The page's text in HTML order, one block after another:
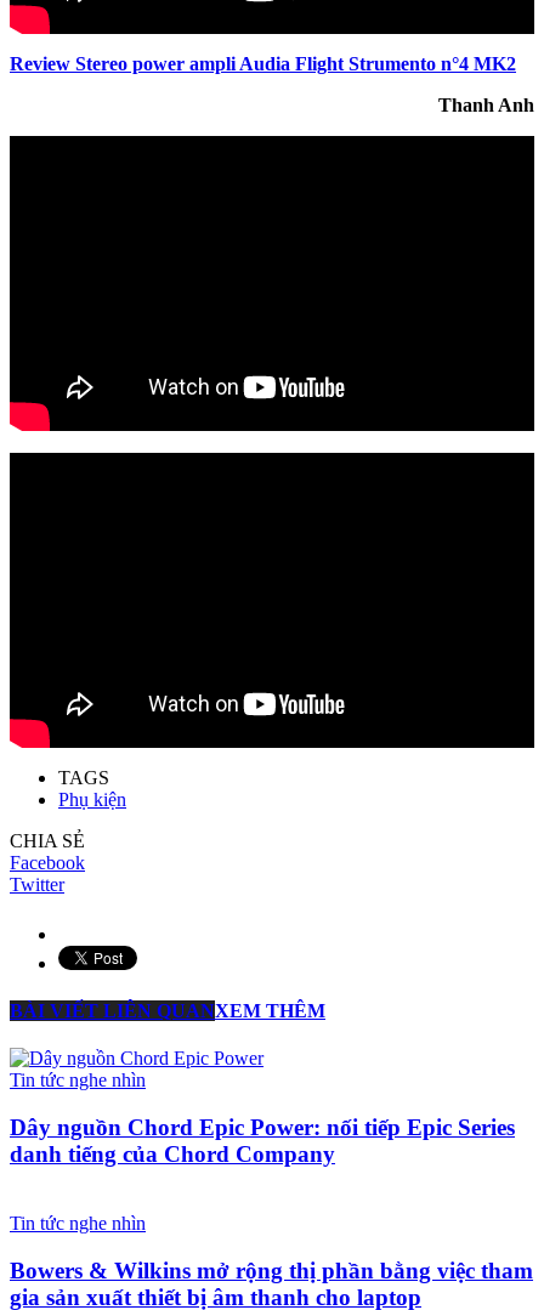
Review Stereo power ampli Audia Flight Strumento n°4 MK2
Thanh Anh
TAGS
Phụ kiện
CHIA SẺ
Facebook
Twitter
BÀI VIẾT LIÊN QUANXEM THÊM
Tin tức nghe nhìn
Dây nguồn Chord Epic Power: nối tiếp Epic Series
danh tiếng của Chord Company
Tin tức nghe nhìn
Bowers & Wilkins mở rộng thị phần bằng việc tham
gia sản xuất thiết bị âm thanh cho laptop